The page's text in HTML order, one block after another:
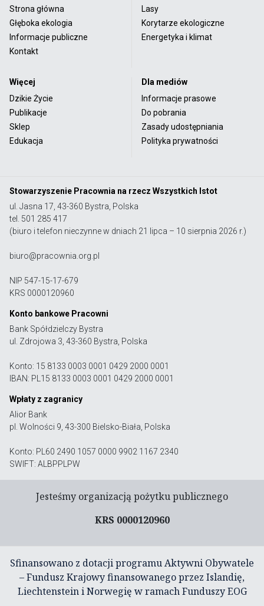
Strona główna
Głęboka ekologia
Informacje publiczne
Kontakt
Lasy
Korytarze ekologiczne
Energetyka i klimat
Więcej
Dzikie Życie
Publikacje
Sklep
Edukacja
Dla mediów
Informacje prasowe
Do pobrania
Zasady udostępniania
Polityka prywatności
Stowarzyszenie Pracownia na rzecz Wszystkich Istot
ul. Jasna 17, 43-360 Bystra, Polska
tel. 501 285 417
(biuro i telefon nieczynne w dniach 21 lipca – 10 sierpnia 2026 r.)
biuro@pracownia.org.pl
NIP 547-15-17-679
KRS 0000120960
Konto bankowe Pracowni
Bank Spółdzielczy Bystra
ul. Zdrojowa 3, 43-360 Bystra, Polska
Konto: 15 8133 0003 0001 0429 2000 0001
IBAN: PL15 8133 0003 0001 0429 2000 0001
Wpłaty z zagranicy
Alior Bank
pl. Wolności 9, 43-300 Bielsko-Biała, Polska
Konto: PL60 2490 1057 0000 9902 1167 2340
SWIFT: ALBPPLPW
Jesteśmy organizacją pożytku publicznego
KRS 0000120960
Sfinansowano z dotacji programu Aktywni Obywatele
– Fundusz Krajowy finansowanego przez Islandię,
Liechtenstein i Norwegię w ramach Funduszy EOG